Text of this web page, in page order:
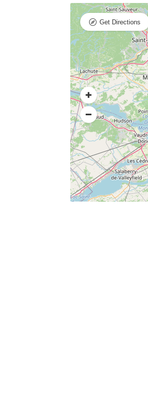
Get Directions